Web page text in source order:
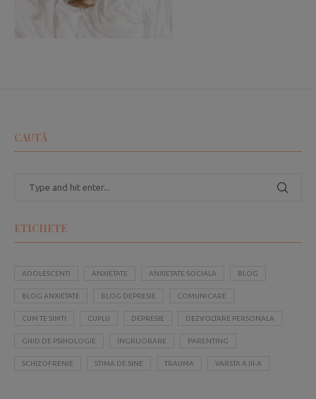
CAUTĂ
ETICHETE
ADOLESCENTI ANXIETATE ANXIETATE SOCIALA BLOG
BLOG ANXIETATE BLOG DEPRESIE COMUNICARE
CUM TE SIMTI CUPLU DEPRESIE DEZVOLTARE PERSONALA
GHID DE PSIHOLOGIE INGRIJORARE PARENTING
SCHIZOFRENIE STIMA DE SINE TRAUMA VARSTA A III-A